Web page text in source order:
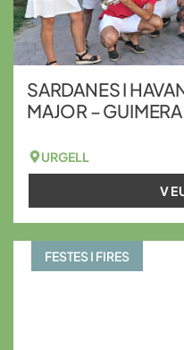
SARDANES I
MAJOR –
URGELL
FESTES I FIRES